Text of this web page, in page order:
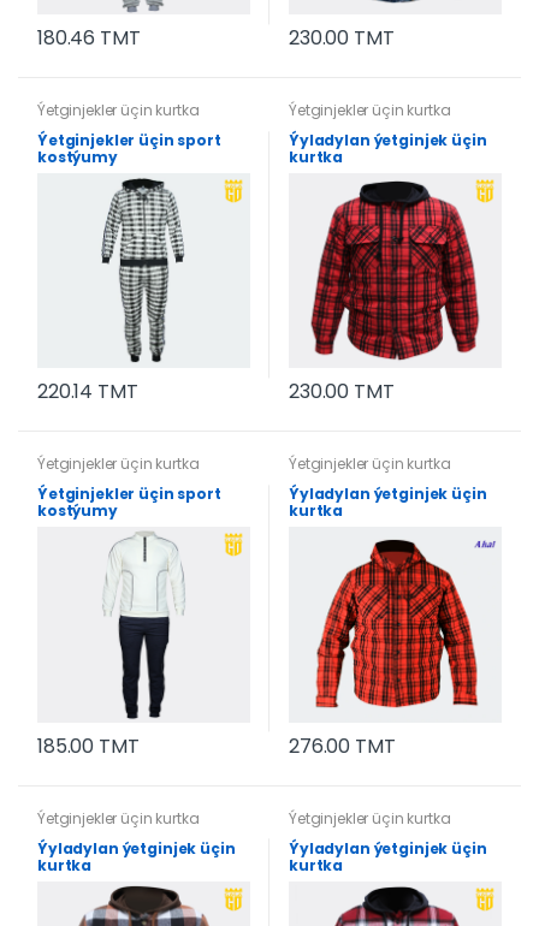
180.46 TMT 230.00 TMT
Ýetginjekler üçin kurtka
Ýetginjekler üçin sport
kostýumy
220.14 TMT
Ýetginjekler üçin kurtka
Ýyladylan ýetginjek üçin
kurtka
230.00 TMT
Ýetginjekler üçin kurtka
Ýetginjekler üçin sport
kostýumy
185.00 TMT
Ýetginjekler üçin kurtka
Ýyladylan ýetginjek üçin
kurtka
276.00 TMT
Ýetginjekler üçin kurtka
Ýyladylan ýetginjek üçin
kurtka
Ýetginjekler üçin kurtka
Ýyladylan ýetginjek üçin
kurtka